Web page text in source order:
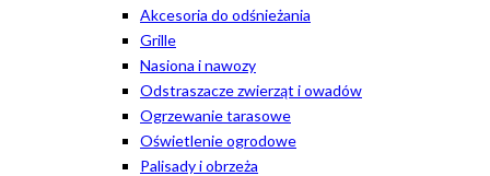
Akcesoria do odśnieżania
Grille
Nasiona i nawozy
Odstraszacze zwierząt i owadów
Ogrzewanie tarasowe
Oświetlenie ogrodowe
Palisady i obrzeża